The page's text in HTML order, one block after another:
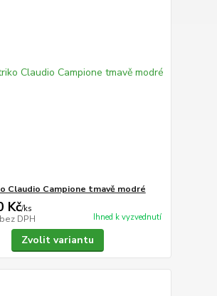
Claudio Campione tmavě modré
Kč/ks
bez DPH Ihned k vyzvednutí
Zvolit variantu